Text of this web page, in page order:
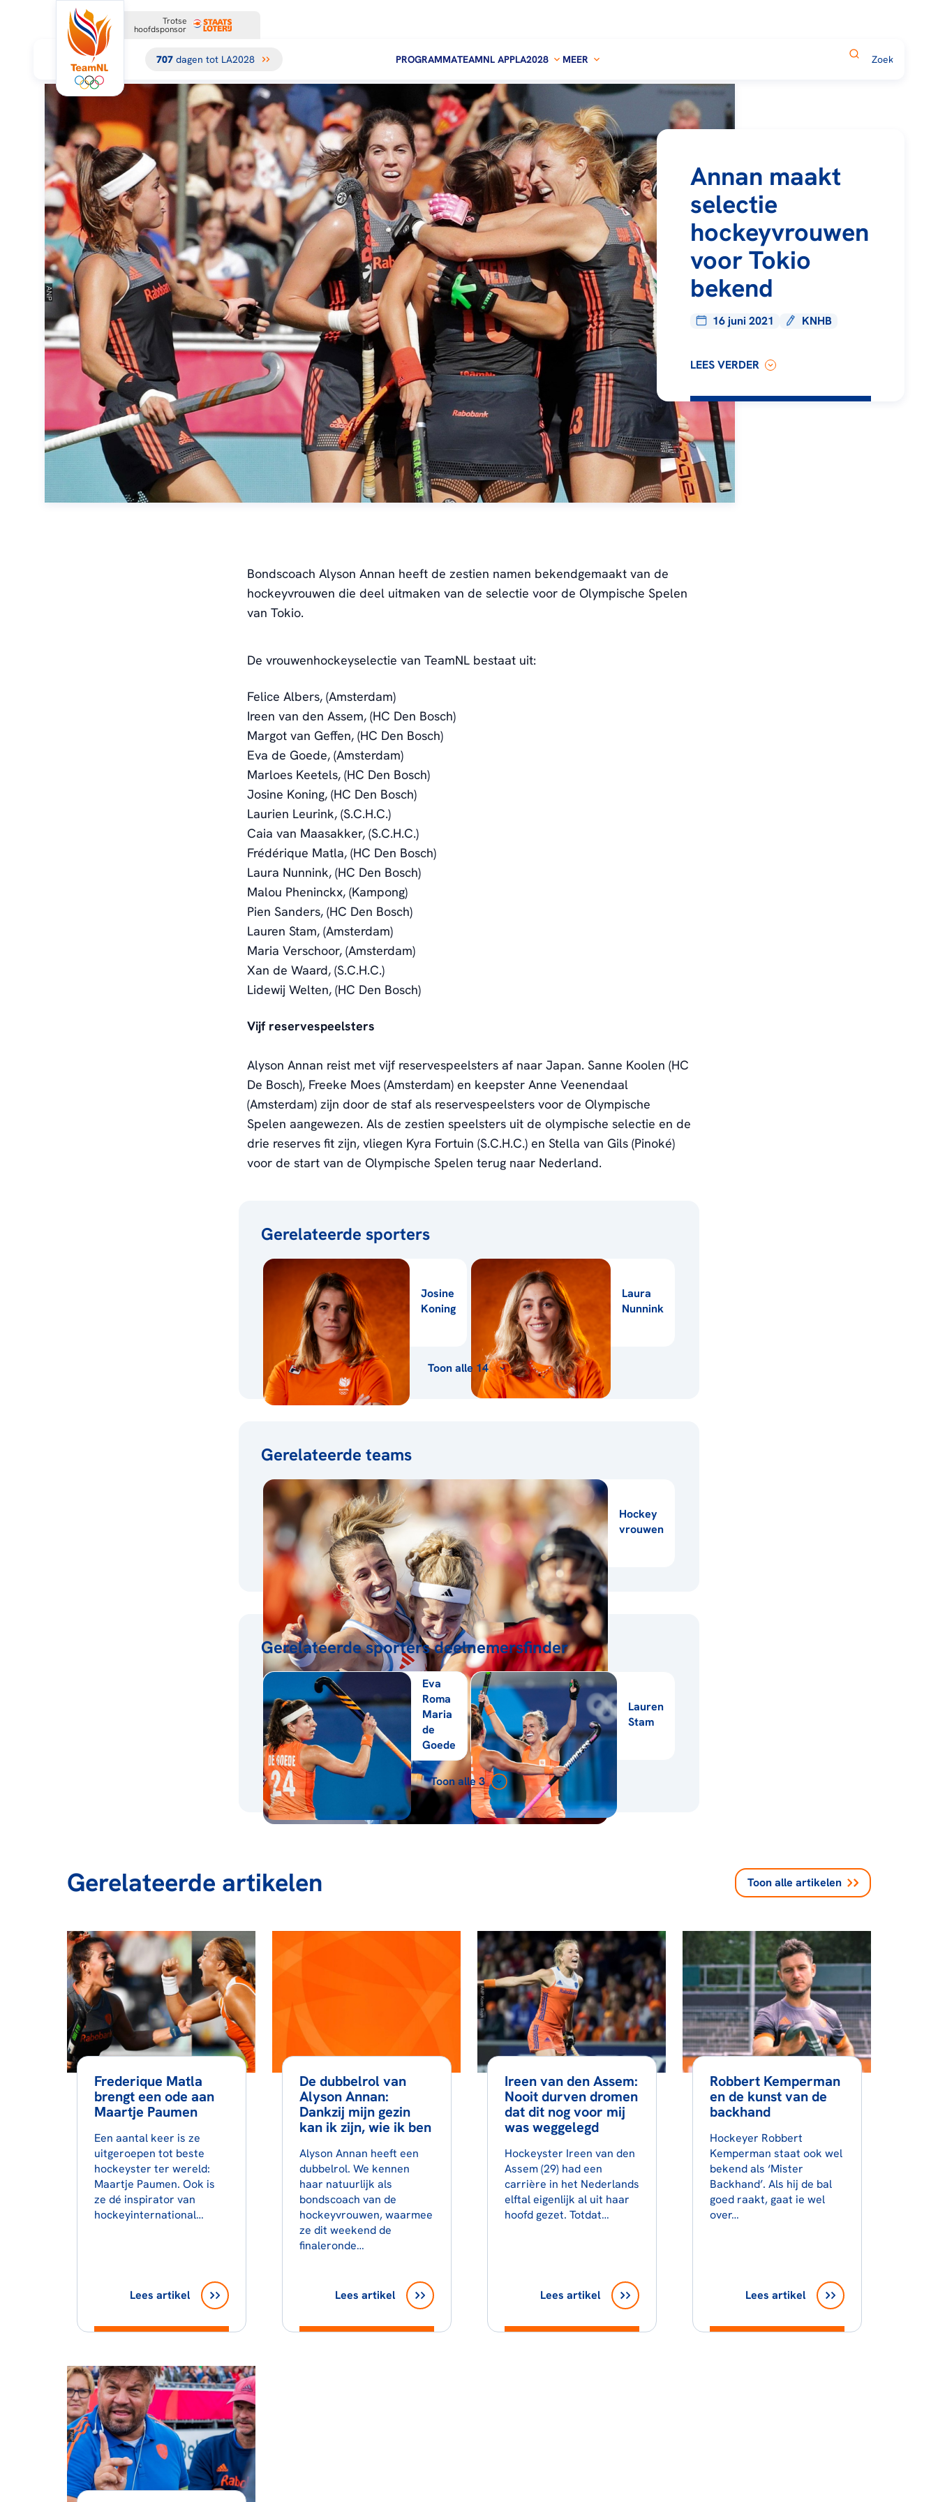
Trotse
hoofdsponsor
707 dagen tot LA2028 PROGRAMMATEAMNL APPLA2028 MEER
Annan maakt
selectie
hockeyvrouwen
voor Tokio
bekend
16 juni 2021 KNHB
LEES VERDER
Bondscoach Alyson Annan heeft de zestien namen bekendgemaakt van de
hockeyvrouwen die deel uitmaken van de selectie voor de Olympische Spelen
van Tokio.
De vrouwenhockeyselectie van TeamNL bestaat uit:
Felice Albers, (Amsterdam)
Ireen van den Assem, (HC Den Bosch)
Margot van Geffen, (HC Den Bosch)
Eva de Goede, (Amsterdam)
Marloes Keetels, (HC Den Bosch)
Josine Koning, (HC Den Bosch)
Laurien Leurink, (S.C.H.C.)
Caia van Maasakker, (S.C.H.C.)
Frédérique Matla, (HC Den Bosch)
Laura Nunnink, (HC Den Bosch)
Malou Pheninckx, (Kampong)
Pien Sanders, (HC Den Bosch)
Lauren Stam, (Amsterdam)
Maria Verschoor, (Amsterdam)
Xan de Waard, (S.C.H.C.)
Lidewij Welten, (HC Den Bosch)
Vijf reservespeelsters
Alyson Annan reist met vijf reservespeelsters af naar Japan. Sanne Koolen (HC
De Bosch), Freeke Moes (Amsterdam) en keepster Anne Veenendaal
(Amsterdam) zijn door de staf als reservespeelsters voor de Olympische
Spelen aangewezen. Als de zestien speelsters uit de olympische selectie en de
drie reserves fit zijn, vliegen Kyra Fortuin (S.C.H.C.) en Stella van Gils (Pinoké)
voor de start van de Olympische Spelen terug naar Nederland.
Gerelateerde sporters
Josine
Koning
Laura
Nunnink
Toon alle 14
Gerelateerde teams
Hockey
vrouwen
Gerelateerde sporters deelnemersfinder
Eva
Roma
Maria
de
Goede
Lauren
Stam
Toon alle 3
Gerelateerde artikelen Toon alle artikelen
Frederique Matla
brengt een ode aan
Maartje Paumen
Een aantal keer is ze
uitgeroepen tot beste
hockeyster ter wereld:
Maartje Paumen. Ook is
ze dé inspirator van
hockeyinternational…
Lees artikel
De dubbelrol van
Alyson Annan:
Dankzij mijn gezin
kan ik zijn, wie ik ben
Alyson Annan heeft een
dubbelrol. We kennen
haar natuurlijk als
bondscoach van de
hockeyvrouwen, waarmee
ze dit weekend de
finaleronde…
Lees artikel
Ireen van den Assem:
Nooit durven dromen
dat dit nog voor mij
was weggelegd
Hockeyster Ireen van den
Assem (29) had een
carrière in het Nederlands
elftal eigenlijk al uit haar
hoofd gezet. Totdat…
Lees artikel
Robbert Kemperman
en de kunst van de
backhand
Hockeyer Robbert
Kemperman staat ook wel
bekend als ‘Mister
Backhand’. Als hij de bal
goed raakt, gaat ie wel
over…
Lees artikel